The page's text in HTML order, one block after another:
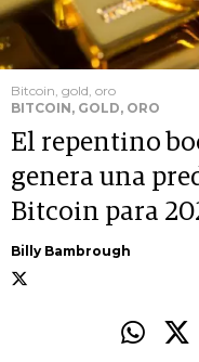
Bitcoin, gold, oro
BITCOIN, GOLD, ORO
El repentino
genera una
Bitcoin para
Billy Bambrough